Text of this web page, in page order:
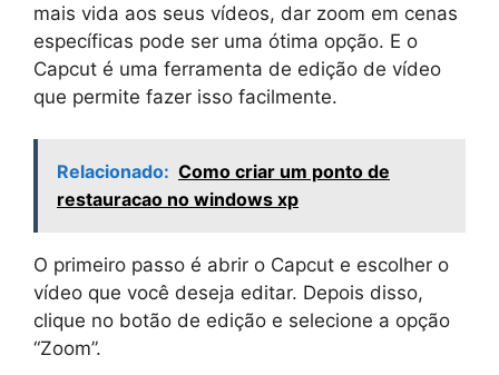
mais vida aos seus vídeos, dar zoom em cenas
específicas pode ser uma ótima opção. E o
Capcut é uma ferramenta de edição de vídeo
que permite fazer isso facilmente.
Relacionado: Como criar um ponto de
restauracao no windows xp
O primeiro passo é abrir o Capcut e escolher o
vídeo que você deseja editar. Depois disso,
clique no botão de edição e selecione a opção
“Zoom”.